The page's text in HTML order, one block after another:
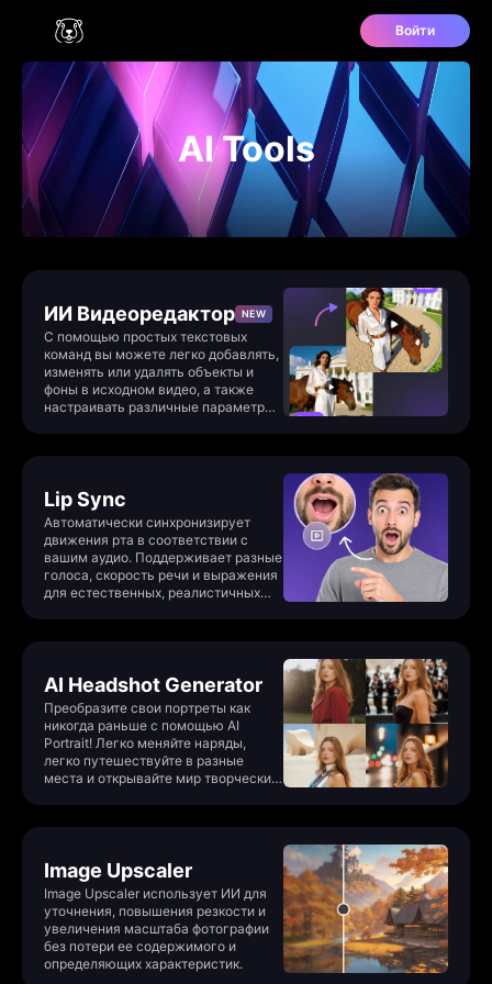
Войти
AI Tools
ИИ Видеоредактор NEW
С помощью простых текстовых
команд вы можете легко добавлять,
изменять или удалять объекты и
фоны в исходном видео, а также
настраивать различные параметры,
Lip Sync
Автоматически синхронизирует
движения рта в соответствии с
вашим аудио. Поддерживает разные
голоса, скорость речи и выражения
для естественных, реалистичных
AI Headshot Generator
Преобразите свои портреты как
никогда раньше с помощью AI
Portrait! Легко меняйте наряды,
легко путешествуйте в разные
места и открывайте мир творческих
Image Upscaler
Image Upscaler использует ИИ для
уточнения, повышения резкости и
увеличения масштаба фотографии
без потери ее содержимого и
определяющих характеристик.